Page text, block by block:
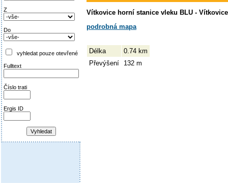
Z
Do
vyhledat pouze otevřené
Fulltext
Číslo trati
Ergis ID
Vítkovice horní stanice vleku BLU -
podrobná mapa
Délka
0.74 km
Převýšení
132 m